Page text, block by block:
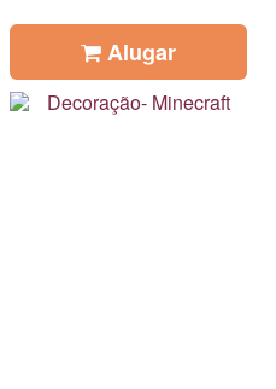
Alugar